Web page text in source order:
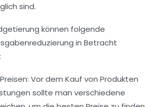
sind.
können folgende
in Betracht
Vor dem Kauf von Produkten
sollte man verschiedene